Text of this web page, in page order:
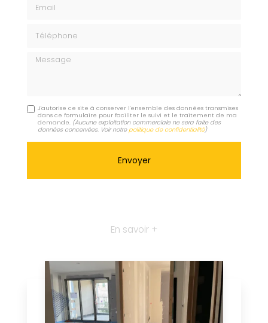
Message
J'autorise ce site à conserver l'ensemble des données transmises
dans ce formulaire pour faciliter le suivi et le traitement de ma
demande. (Aucune exploitation commerciale ne sera faite des
données concervées. Voir notrepolitique de confidentialité)
En savoir +